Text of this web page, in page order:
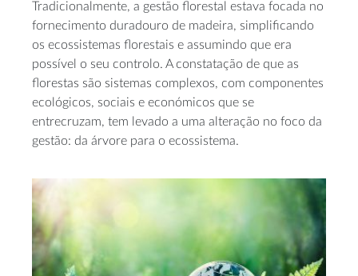
Tradicionalmente, a gestão florestal estava focada no
fornecimento duradouro de madeira, simplificando
os ecossistemas florestais e assumindo que era
possível o seu controlo. A constatação de que as
florestas são sistemas complexos, com componentes
ecológicos, sociais e económicos que se
entrecruzam, tem levado a uma alteração no foco da
gestão: da árvore para o ecossistema.